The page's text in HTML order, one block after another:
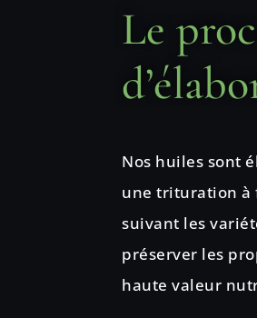
Le
Nos huiles sont
une trituration à
suivant les
préserver les
haute valeur